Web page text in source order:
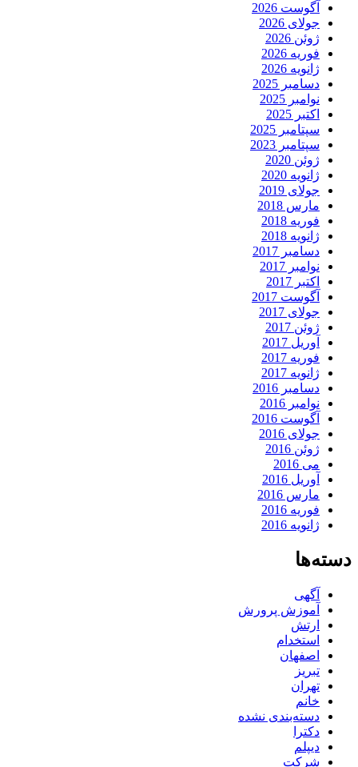
آگوست 2026
جولای 2026
ژوئن 2026
فوریه 2026
ژانویه 2026
دسامبر 2025
نوامبر 2025
اکتبر 2025
سپتامبر 2025
سپتامبر 2023
ژوئن 2020
ژانویه 2020
جولای 2019
مارس 2018
فوریه 2018
ژانویه 2018
دسامبر 2017
نوامبر 2017
اکتبر 2017
آگوست 2017
جولای 2017
ژوئن 2017
آوریل 2017
فوریه 2017
ژانویه 2017
دسامبر 2016
نوامبر 2016
آگوست 2016
جولای 2016
ژوئن 2016
می 2016
آوریل 2016
مارس 2016
فوریه 2016
ژانویه 2016
دسته‌ها
آگهی
آموزش پرورش
ارتش
استخدام
اصفهان
تبریز
تهران
خانم
دسته‌بندی نشده
دکترا
دیپلم
شرکت